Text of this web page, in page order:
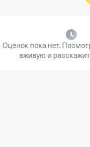
Оценок пока нет.
вживую и